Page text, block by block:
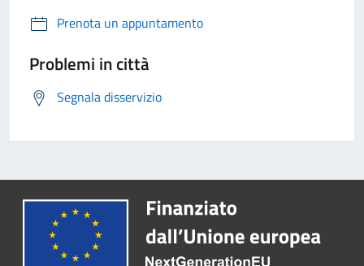
Prenota un appuntamento
Problemi in città
Segnala disservizio